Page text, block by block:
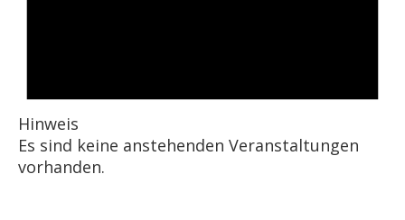
Hinweis
Es sind keine anstehenden Veranstaltungen
vorhanden.